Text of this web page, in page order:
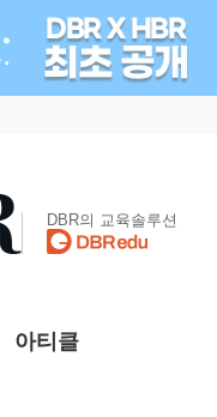
DBR의 교육솔루션
아티클